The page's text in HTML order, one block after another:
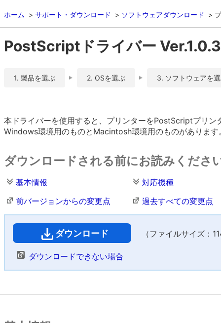
ホーム サポート・ダウンロード ソフトウェアダウンロード
PostScriptドライバー Ver.1.0.3
1. 製品を選ぶ 2. OSを選ぶ 3. ソフトウェアを
本ドライバーを使用すると、プリンターをPostScriptプリ
Windows環境用のものとMacintosh環境用のものがありま
ダウンロードされる前にお読みくださ
基本情報
対応機種
前バージョンからの変更点
過去すべての変更点
ダウンロード （ファイルサイズ：
ダウンロードできない場合